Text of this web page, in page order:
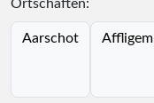
Ortschaften:
Aarschot Affligem